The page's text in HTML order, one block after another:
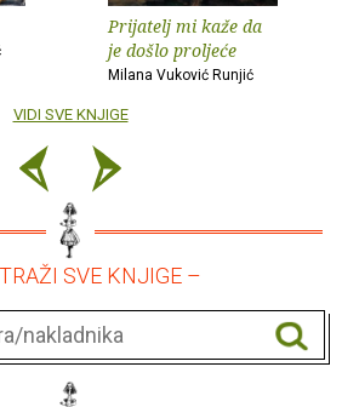
Prijatelj mi kaže da
je došlo proljeće
Milana Vuković Runjić
VIDI SVE KNJIGE
SVE KNJIGE –